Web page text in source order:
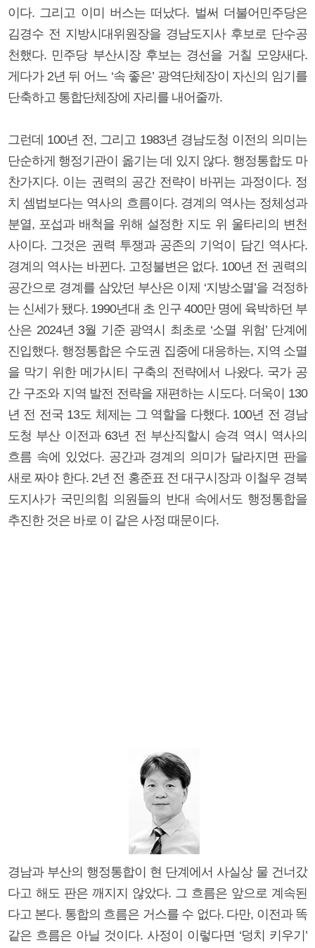
이다. 그리고 이미 버스는 떠났다. 벌써 더불어민주당은
김경수 전 지방시대위원장을 경남도지사 후보로 단수공
천했다. 민주당 부산시장 후보는 경선을 거칠 모양새다.
게다가 2년 뒤 어느 ‘속 좋은’ 광역단체장이 자신의 임기를
단축하고 통합단체장에 자리를 내어줄까.
그런데 100년 전, 그리고 1983년 경남도청 이전의 의미는
단순하게 행정기관이 옮기는 데 있지 않다. 행정통합도 마
찬가지다. 이는 권력의 공간 전략이 바뀌는 과정이다. 정
치 셈법보다는 역사의 흐름이다. 경계의 역사는 정체성과
분열, 포섭과 배척을 위해 설정한 지도 위 울타리의 변천
사이다. 그것은 권력 투쟁과 공존의 기억이 담긴 역사다.
경계의 역사는 바뀐다. 고정불변은 없다. 100년 전 권력의
공간으로 경계를 삼았던 부산은 이제 ‘지방소멸’을 걱정하
는 신세가 됐다. 1990년대 초 인구 400만 명에 육박하던 부
산은 2024년 3월 기준 광역시 최초로 ‘소멸 위험’ 단계에
진입했다. 행정통합은 수도권 집중에 대응하는, 지역 소멸
을 막기 위한 메가시티 구축의 전략에서 나왔다. 국가 공
간 구조와 지역 발전 전략을 재편하는 시도다. 더욱이 130
년 전 전국 13도 체제는 그 역할을 다했다. 100년 전 경남
도청 부산 이전과 63년 전 부산직할시 승격 역시 역사의
흐름 속에 있었다. 공간과 경계의 의미가 달라지면 판을
새로 짜야 한다. 2년 전 홍준표 전 대구시장과 이철우 경북
도지사가 국민의힘 의원들의 반대 속에서도 행정통합을
추진한 것은 바로 이 같은 사정 때문이다.
경남과 부산의 행정통합이 현 단계에서 사실상 물 건너갔
다고 해도 판은 깨지지 않았다. 그 흐름은 앞으로 계속된
다고 본다. 통합의 흐름은 거스를 수 없다. 다만, 이전과 똑
같은 흐름은 아닐 것이다. 사정이 이렇다면 ‘덩치 키우기’